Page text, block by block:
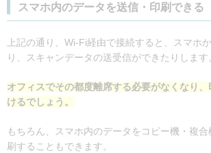
スマホ内のデータを送信・印刷できる
上記の通り、Wi-Fi経由で接続すると、スマホ
り、スキャンデータの送受信ができたりします
オフィスでその都度離席する必要がなくなり
けるでしょう。
もちろん、スマホ内のデータをコピー機・複
刷することもできます。